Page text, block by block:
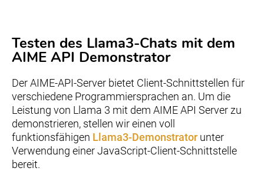
Testen des Llama3-Chats mit dem
AIME API Demonstrator
Der AIME-API-Server bietet Client-Schnittstellen für
verschiedene Programmiersprachen an. Um die
Leistung von Llama 3 mit dem AIME API Server zu
demonstrieren, stellen wir einen voll
funktionsfähigen Llama3-Demonstrator unter
Verwendung einer JavaScript-Client-Schnittstelle
bereit.